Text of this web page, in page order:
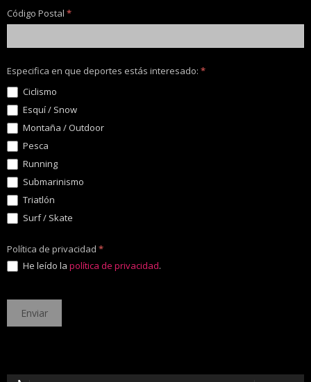
Código Postal *
Especifica en que deportes estás interesado: *
Ciclismo
Esquí / Snow
Montaña / Outdoor
Pesca
Running
Submarinismo
Triatlón
Surf / Skate
Política de privacidad *
He leído la política de privacidad.